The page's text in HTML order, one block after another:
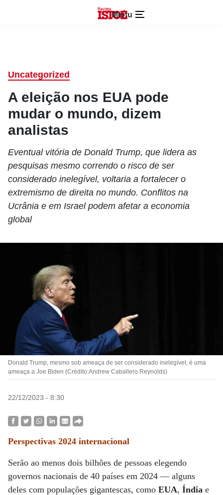
Menu
Uncategorized
A eleição nos EUA pode
mudar o mundo, dizem
analistas
Eventual vitória de Donald Trump, que lidera as
pesquisas mesmo correndo o risco de ser
considerado inelegível, voltaria a fortalecer o
extremismo de direita no mundo. Conflitos na
Ucrânia e em Israel podem afetar a economia
global
Donald Trump, mesmo sob ameaça de ser considerado inelegível, é uma
ameaça a Joe Biden (Crédito:Andrew Caballero Reynolds)
22/12/2023 - 8:30
Perspectivas 2024 internacional
Serão ao menos dois bilhões de pessoas elegendo
governos nacionais de 40 países em 2024 — alguns
deles com populações gigantescas, como EUA, Índia e